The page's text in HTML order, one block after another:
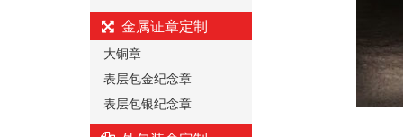
金属证章定制
大铜章
表层包金纪念章
表层包银纪念章